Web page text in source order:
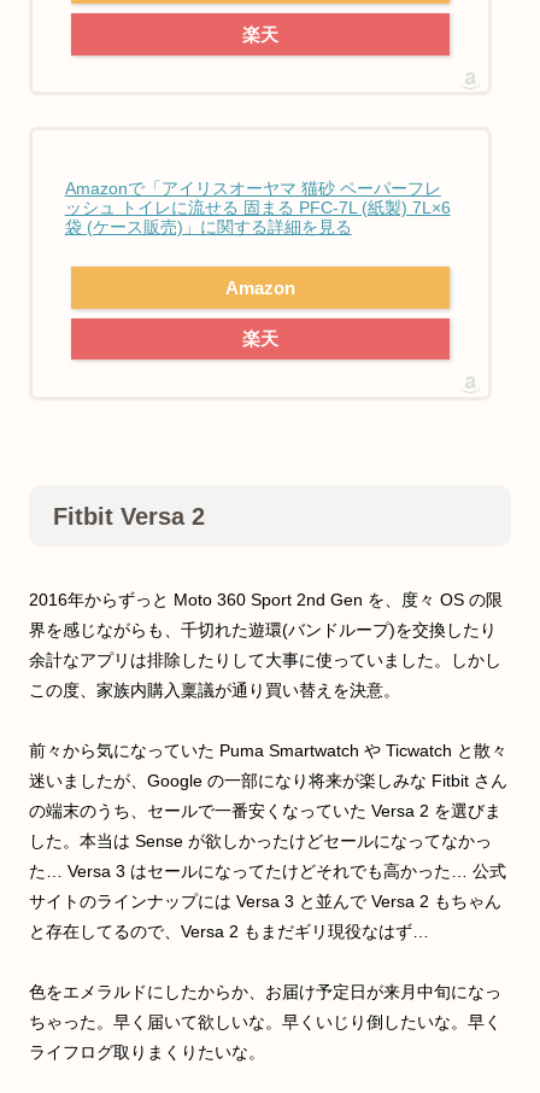
楽天
Amazonで「アイリスオーヤマ 猫砂 ペーパーフレ
ッシュ トイレに流せる 固まる PFC-7L (紙製) 7L×6
袋 (ケース販売)」に関する詳細を見る
Amazon
楽天
Fitbit Versa 2
2016年からずっと Moto 360 Sport 2nd Gen を、度々 OS の限
界を感じながらも、千切れた遊環(バンドループ)を交換したり
余計なアプリは排除したりして大事に使っていました。しかし
この度、家族内購入稟議が通り買い替えを決意。
前々から気になっていた Puma Smartwatch や Ticwatch と散々
迷いましたが、Google の一部になり将来が楽しみな Fitbit さん
の端末のうち、セールで一番安くなっていた Versa 2 を選びま
した。本当は Sense が欲しかったけどセールになってなかっ
た… Versa 3 はセールになってたけどそれでも高かった… 公式
サイトのラインナップには Versa 3 と並んで Versa 2 もちゃん
と存在してるので、Versa 2 もまだギリ現役なはず…
色をエメラルドにしたからか、お届け予定日が来月中旬になっ
ちゃった。早く届いて欲しいな。早くいじり倒したいな。早く
ライフログ取りまくりたいな。